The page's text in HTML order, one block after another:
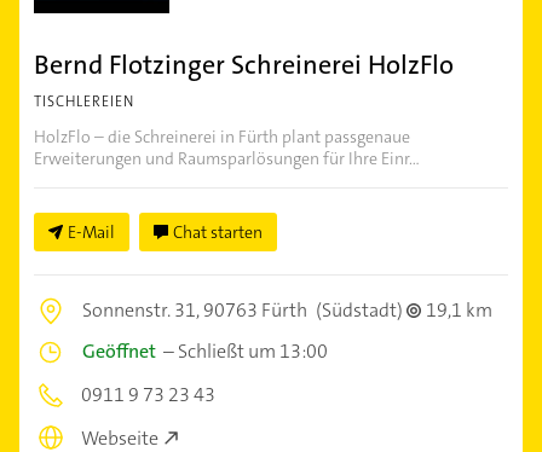
Bernd Flotzinger Schreinerei HolzFlo
TISCHLEREIEN
HolzFlo – die Schreinerei in Fürth plant passgenaue
Erweiterungen und Raumsparlösungen für Ihre Einr...
E-Mail Chat starten
Sonnenstr. 31,90763 Fürth (Südstadt)
19,1 km
Geöffnet –Schließt um 13:00
0911 9 73 23 43
Webseite